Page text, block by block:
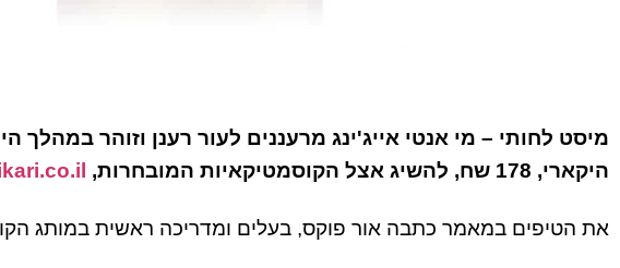
מיסט לחותי – מי אנטי אייג'ינג מרעננים לעור רענן וזוהר במהלך
היקארי, 178 שח, להשיג אצל הקוסמטיקאיות המובחרות,
את הטיפים במאמר כתבה אור פוקס, בעלים ומדריכה ראשית במותג